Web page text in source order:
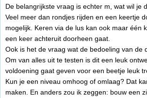
De belangrijkste vraag is echter m, wat wil je
Veel meer dan rondjes rijden en een keertje
mogelijk. Keren via de lus kan ook maar één
een keer achteruit doorheen gaat.
Ook is het de vraag wat de bedoeling van de
Om van alles uit te testen is dit een leuk
voldoening gaat geven voor een beetje leuk
Kun je een niveau omhoog of omlaag? Dat
maken. En anders zou ik zeggen: bouw een